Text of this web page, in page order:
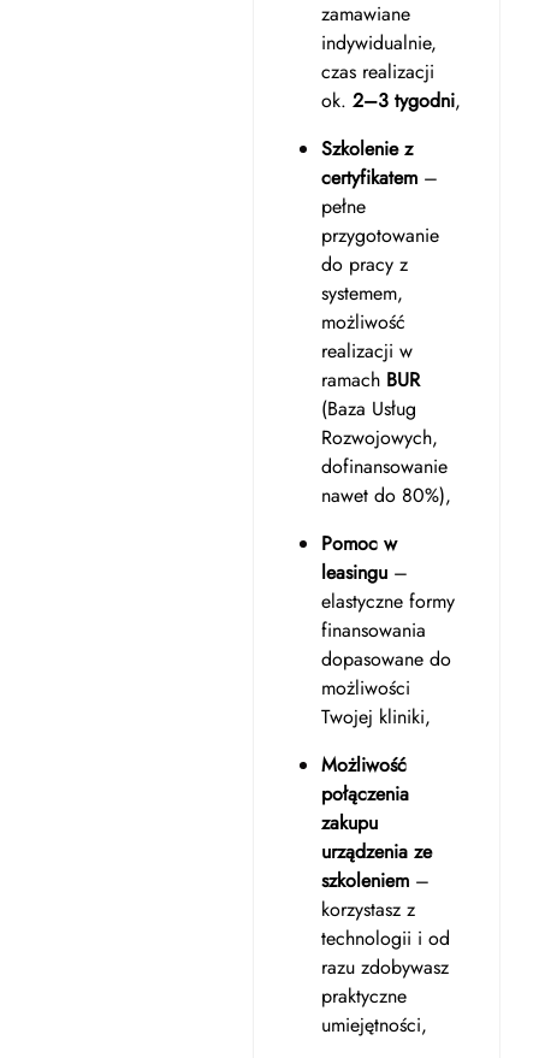
zamawiane
indywidualnie,
czas realizacji
ok. 2–3 tygodni,
Szkolenie z
certyfikatem–
pełne
przygotowanie
do pracy z
systemem,
możliwość
realizacji w
ramach BUR
(Baza Usług
Rozwojowych,
dofinansowanie
nawet do 80%),
Pomoc w
leasingu–
elastyczne formy
finansowania
dopasowane do
możliwości
Twojej kliniki,
Możliwość
połączenia
zakupu
urządzenia ze
szkoleniem–
korzystasz z
technologii i od
razu zdobywasz
praktyczne
umiejętności,